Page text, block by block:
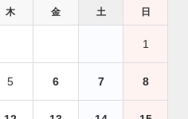
木 金 土 日
1
5 6 7 8